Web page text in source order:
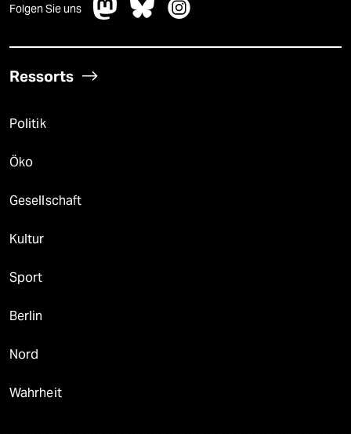
Folgen Sie uns
Ressorts
Politik
Öko
Gesellschaft
Kultur
Sport
Berlin
Nord
Wahrheit